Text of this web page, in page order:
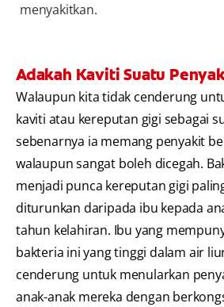
menyakitkan.
Adakah Kaviti Suatu
Walaupun kita tidak cenderung
kaviti atau kereputan gigi sebagai
sebenarnya ia memang penyakit
walaupun sangat boleh dicegah.
menjadi punca kereputan gigi
diturunkan daripada ibu kepada
tahun kelahiran. Ibu yang
bakteria ini yang tinggi dalam air
cenderung untuk menularkan
anak-anak mereka dengan